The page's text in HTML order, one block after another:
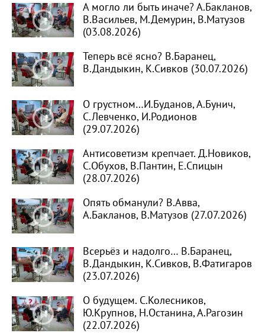
А могло ли быть иначе? А.Бакланов,
В.Васильев, М.Демурин, В.Матузов
(03.08.2026)
Теперь всё ясно? В.Баранец,
В.Дандыкин, К.Сивков (30.07.2026)
О грустном…И.Буданов, А.Бунич,
С.Левченко, И.Родионов
(29.07.2026)
Антисоветизм крепчает. Д.Новиков,
С.Обухов, В.Пантин, Е.Спицын
(28.07.2026)
Опять обманули? В.Авва,
А.Бакланов, В.Матузов (27.07.2026)
Всерьёз и надолго… В.Баранец,
В.Дандыкин, К.Сивков, В.Фатигаров
(23.07.2026)
О будущем. С.Колесников,
Ю.Крупнов, Н.Останина, А.Рагозин
(22.07.2026)